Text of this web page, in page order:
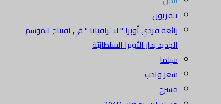
تلفزيون
رائعة فردي أوبرا " لا ترافياتا " في افتتاح الموسم
الجديد بدار الأوبرا السلطانيّة
سينما
شعر وادب
مسرح